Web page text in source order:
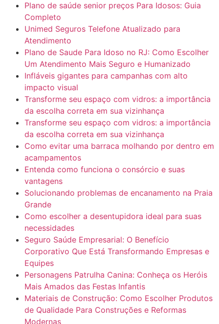
Plano de saúde senior preços Para Idosos: Guia
Completo
Unimed Seguros Telefone Atualizado para
Atendimento
Plano de Saude Para Idoso no RJ: Como Escolher
Um Atendimento Mais Seguro e Humanizado
Infláveis gigantes para campanhas com alto
impacto visual
Transforme seu espaço com vidros: a importância
da escolha correta em sua vizinhança
Transforme seu espaço com vidros: a importância
da escolha correta em sua vizinhança
Como evitar uma barraca molhando por dentro em
acampamentos
Entenda como funciona o consórcio e suas
vantagens
Solucionando problemas de encanamento na Praia
Grande
Como escolher a desentupidora ideal para suas
necessidades
Seguro Saúde Empresarial: O Benefício
Corporativo Que Está Transformando Empresas e
Equipes
Personagens Patrulha Canina: Conheça os Heróis
Mais Amados das Festas Infantis
Materiais de Construção: Como Escolher Produtos
de Qualidade Para Construções e Reformas
Modernas